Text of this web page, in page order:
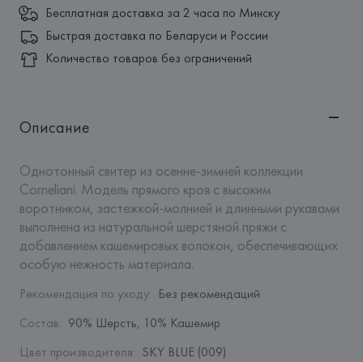
Бесплатная доставка за 2 часа по Минску
Быстрая доставка по Беларуси и России
Количество товаров без ограничений
Описание
Однотонный свитер из осенне-зимней коллекции
Corneliani. Модель прямого кроя с высоким
воротником, застежкой-молнией и длинными рукавами
выполнена из натуральной шерстяной пряжи с
добавлением кашемировых волокон, обеспечивающих
особую нежность материала.
Рекомендация по уходу: Без рекомендаций
Состав: 90% Шерсть, 10% Кашемир
Цвет производителя: SKY BLUE (009)